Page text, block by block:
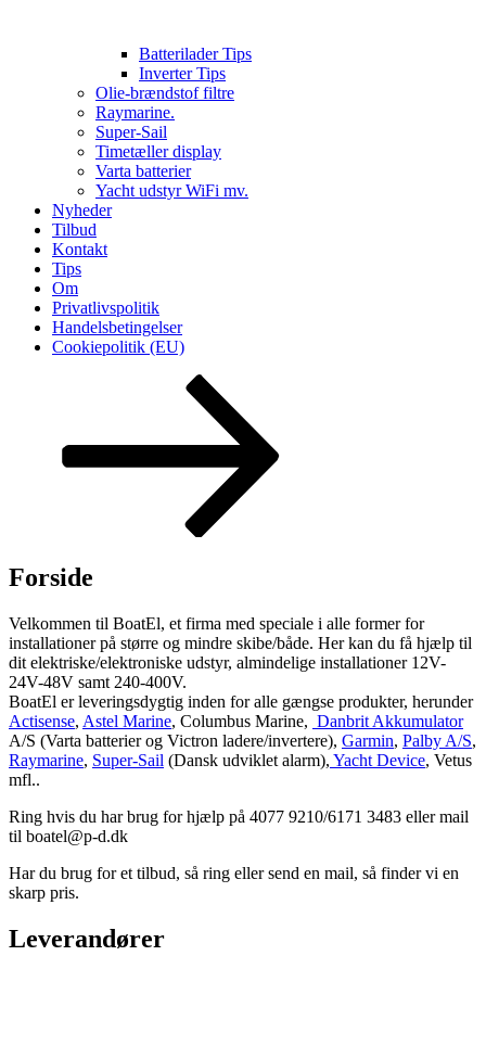
Batterilader Tips
Inverter Tips
Olie-brændstof filtre
Raymarine.
Super-Sail
Timetæller display
Varta batterier
Yacht udstyr WiFi mv.
Nyheder
Tilbud
Kontakt
Tips
Om
Privatlivspolitik
Handelsbetingelser
Cookiepolitik (EU)
Forside
Velkommen til BoatEl, et firma med speciale i alle former for
installationer på større og mindre skibe/både. Her kan du få hjælp til
dit elektriske/elektroniske udstyr, almindelige installationer 12V-
24V-48V samt 240-400V.
BoatEl er leveringsdygtig inden for alle gængse produkter, herunder
Actisense, Astel Marine, Columbus Marine, Danbrit Akkumulator
A/S (Varta batterier og Victron ladere/invertere), Garmin, Palby A/S,
Raymarine, Super-Sail (Dansk udviklet alarm), Yacht Device, Vetus
mfl..
Ring hvis du har brug for hjælp på 4077 9210/6171 3483 eller mail
til boatel@p-d.dk
Har du brug for et tilbud, så ring eller send en mail, så finder vi en
skarp pris.
Leverandører